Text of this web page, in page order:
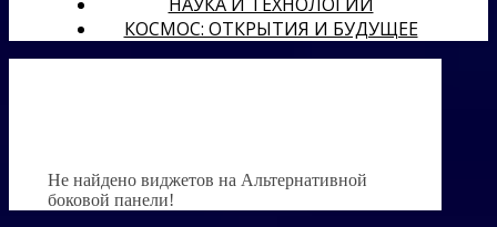
КОСМОС: ОТКРЫТИЯ И БУДУЩЕЕ
Не найдено виджетов на Альтернативной
боковой панели!